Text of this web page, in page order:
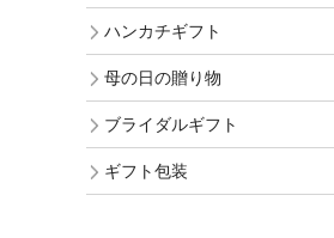
ハンカチギフト
母の日の贈り物
ブライダルギフト
ギフト包装